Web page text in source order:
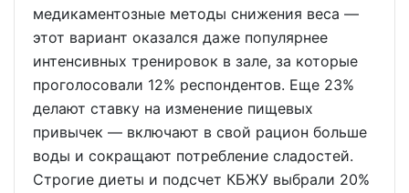
медикаментозные методы снижения веса —
этот вариант оказался даже популярнее
интенсивных тренировок в зале, за которые
проголосовали 12% респондентов. Еще 23%
делают ставку на изменение пищевых
привычек — включают в свой рацион больше
воды и сокращают потребление сладостей.
Строгие диеты и подсчет КБЖУ выбрали 20%